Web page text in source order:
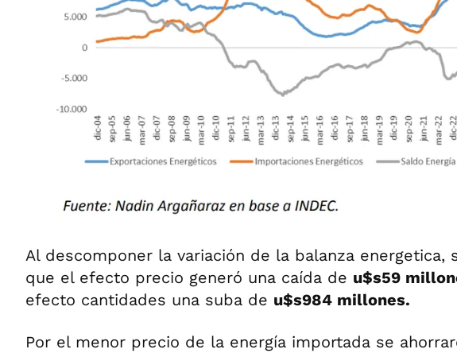
Al descomponer la variación de la balanza energetica,
que el efecto precio generó una caída de u$s59
efecto cantidades una suba de u$s984 millones.
Por el menor precio de la energía importada se